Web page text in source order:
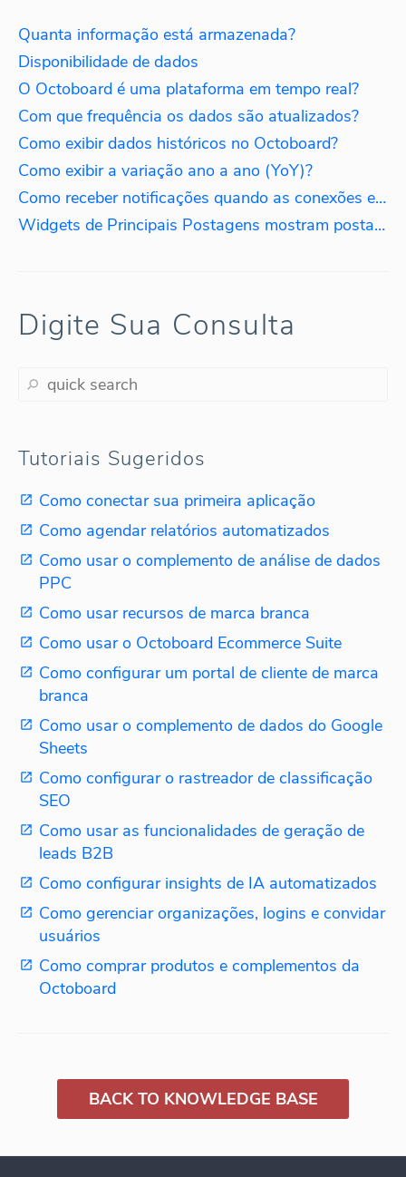
Quanta informação está armazenada?
Disponibilidade de dados
O Octoboard é uma plataforma em tempo real?
Com que frequência os dados são atualizados?
Como exibir dados históricos no Octoboard?
Como exibir a variação ano a ano (YoY)?
Como receber notificações quando as conexões expiram?
Widgets de Principais Postagens mostram postagens mais antigas. Por quê?
Digite Sua Consulta
Tutoriais Sugeridos
Como conectar sua primeira aplicação
Como agendar relatórios automatizados
Como usar o complemento de análise de dados
PPC
Como usar recursos de marca branca
Como usar o Octoboard Ecommerce Suite
Como configurar um portal de cliente de marca
branca
Como usar o complemento de dados do Google
Sheets
Como configurar o rastreador de classificação
SEO
Como usar as funcionalidades de geração de
leads B2B
Como configurar insights de IA automatizados
Como gerenciar organizações, logins e convidar
usuários
Como comprar produtos e complementos da
Octoboard
BACK TO KNOWLEDGE BASE